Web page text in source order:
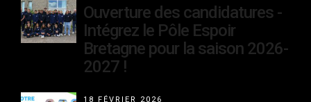
Ouverture des candidatures -
Intégrez le Pôle Espoir
Bretagne pour la saison 2026-
2027 !
18 FÉVRIER 2026